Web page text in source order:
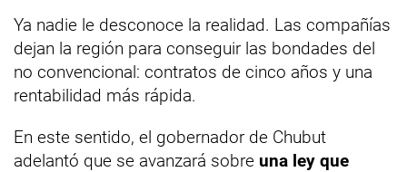
Ya nadie le desconoce la realidad. Las compañías
dejan la región para conseguir las bondades del
no convencional: contratos de cinco años y una
rentabilidad más rápida.
En este sentido, el gobernador de Chubut
adelantó que se avanzará sobre una ley que